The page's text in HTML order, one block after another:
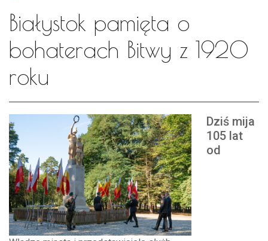
Białystok pamięta o
bohaterach Bitwy z 1920
roku
Dziś mija
105 lat
od